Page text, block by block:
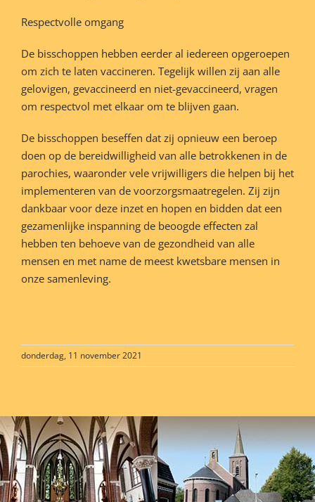
Respectvolle omgang
De bisschoppen hebben eerder al iedereen opgeroepen
om zich te laten vaccineren. Tegelijk willen zij aan alle
gelovigen, gevaccineerd en niet-gevaccineerd, vragen
om respectvol met elkaar om te blijven gaan.
De bisschoppen beseffen dat zij opnieuw een beroep
doen op de bereidwilligheid van alle betrokkenen in de
parochies, waaronder vele vrijwilligers die helpen bij het
implementeren van de voorzorgsmaatregelen. Zij zijn
dankbaar voor deze inzet en hopen en bidden dat een
gezamenlijke inspanning de beoogde effecten zal
hebben ten behoeve van de gezondheid van alle
mensen en met name de meest kwetsbare mensen in
onze samenleving.
donderdag, 11 november 2021